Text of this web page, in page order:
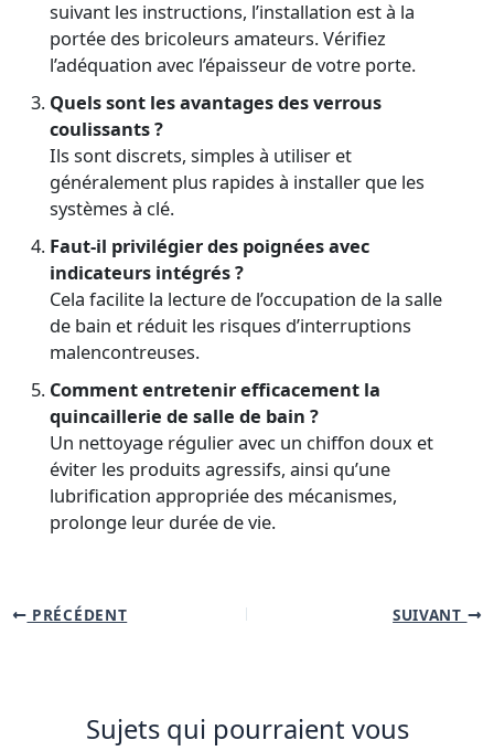
suivant les instructions, l’installation est à la
portée des bricoleurs amateurs. Vérifiez
l’adéquation avec l’épaisseur de votre porte.
Quels sont les avantages des verrous
coulissants ?
Ils sont discrets, simples à utiliser et
généralement plus rapides à installer que les
systèmes à clé.
Faut-il privilégier des poignées avec
indicateurs intégrés ?
Cela facilite la lecture de l’occupation de la salle
de bain et réduit les risques d’interruptions
malencontreuses.
Comment entretenir efficacement la
quincaillerie de salle de bain ?
Un nettoyage régulier avec un chiffon doux et
éviter les produits agressifs, ainsi qu’une
lubrification appropriée des mécanismes,
prolonge leur durée de vie.
PRÉCÉDENT SUIVANT
Sujets qui pourraient vous